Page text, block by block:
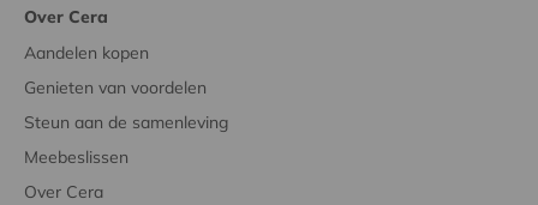
Over Cera
Aandelen kopen
Genieten van voordelen
Steun aan de samenleving
Meebeslissen
Over Cera